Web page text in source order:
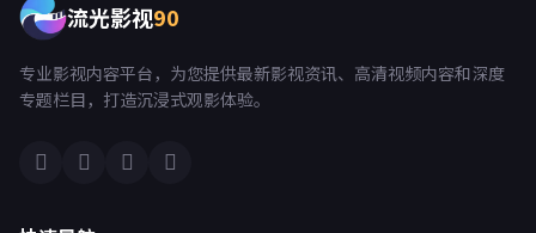
流光影视90
专业影视内容平台，为您提供最新影视资讯、高清视频内容和深度
专题栏目，打造沉浸式观影体验。